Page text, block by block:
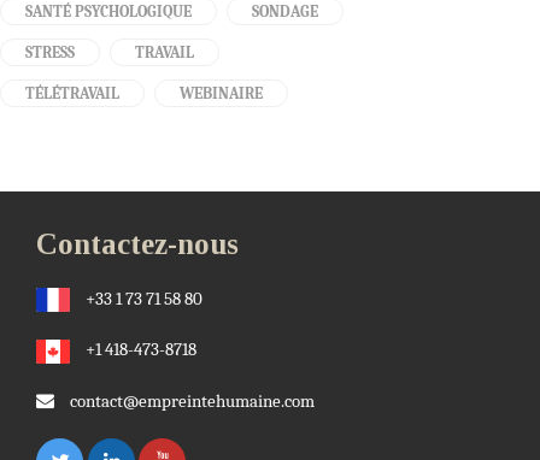
SANTÉ PSYCHOLOGIQUE SONDAGE
STRESS TRAVAIL
TÉLÉTRAVAIL WEBINAIRE
Contactez-nous
+33 1 73 71 58 80
+1 418-473-8718
contact@empreintehumaine.com